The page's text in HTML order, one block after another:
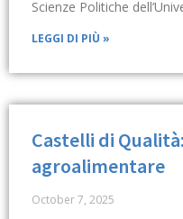
Scienze Politiche
LEGGI DI PIÙ »
Castelli di
agroalimentare
October 7, 2025